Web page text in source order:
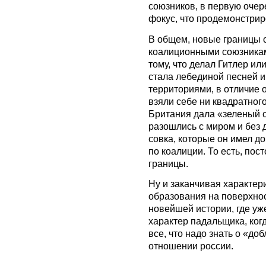
союзников, в первую
фокус, что
В общем, новые границы
коалиционными
тому, что делал Гитлер
стала лебединой песней
территориями, в отличие
взяли себе ни
Британия дала «зеленый
разошлись с миром и без
совка, которые он имел
по коалиции. То есть,
границы.
Ну и заканчивая
образования на
новейшей истории, где
характер падальщика,
все, что надо знать о
отношении россии.